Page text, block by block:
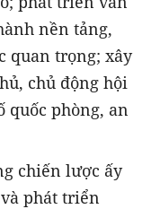
nền tảng,
quan trọng; xây
chủ động hội
quốc phòng, an
chiến lược ấy
phát triển